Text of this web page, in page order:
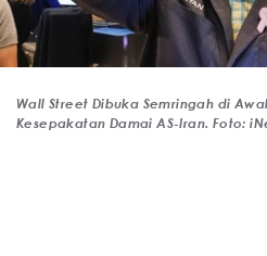
Wall Street Dibuka Semringah di
Kesepakatan Damai AS-Iran. Foto: